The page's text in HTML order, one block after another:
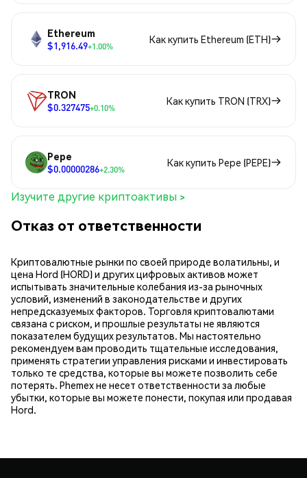
Ethereum
$1,916.49+1.00%
Как купить Ethereum (ETH)
TRON
$0.327475+0.10%
Как купить TRON (TRX)
Pepe
$0.00000286+2.30%
Как купить Pepe (PEPE)
Изучите другие криптоактивы >
Отказ от ответственности
Криптовалютные рынки по своей природе волатильны, и
цена Hord (HORD) и других цифровых активов может
испытывать значительные колебания из-за рыночных
условий, изменений в законодательстве и других
непредсказуемых факторов. Торговля криптовалютами
связана с риском, и прошлые результаты не являются
показателем будущих результатов. Мы настоятельно
рекомендуем вам проводить тщательные исследования,
применять стратегии управления рисками и инвестировать
только те средства, которые вы можете позволить себе
потерять. Phemex не несет ответственности за любые
убытки, которые вы можете понести, покупая или продавая
Hord.